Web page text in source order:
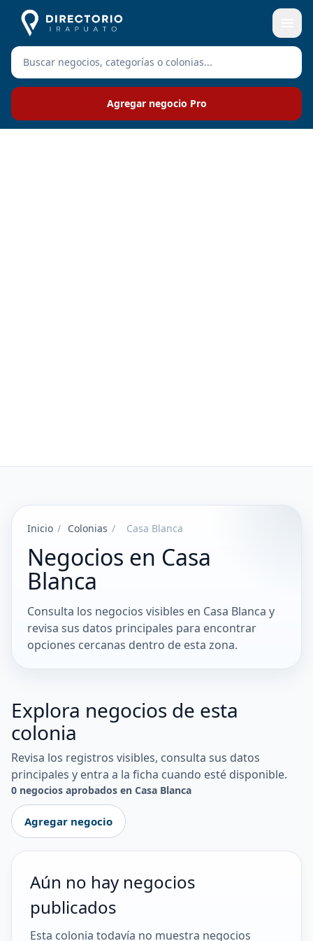
Agregar negocio Pro
Inicio / Colonias / Casa Blanca
Negocios en Casa
Blanca
Consulta los negocios visibles en Casa Blanca y
revisa sus datos principales para encontrar
opciones cercanas dentro de esta zona.
Explora negocios de esta
colonia
Revisa los registros visibles, consulta sus datos
principales y entra a la ficha cuando esté disponible.
0 negocios aprobados en Casa Blanca
Agregar negocio
Aún no hay negocios
publicados
Esta colonia todavía no muestra negocios